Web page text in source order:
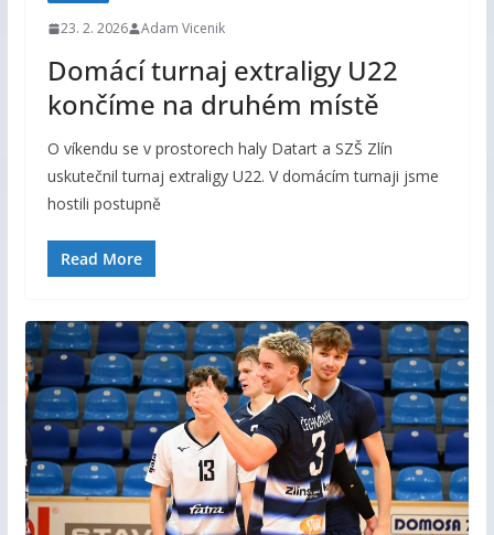
23. 2. 2026 Adam Vicenik
Domácí turnaj extraligy U22
končíme na druhém místě
O víkendu se v prostorech haly Datart a SZŠ Zlín
uskutečnil turnaj extraligy U22. V domácím turnaji jsme
hostili postupně
Read More